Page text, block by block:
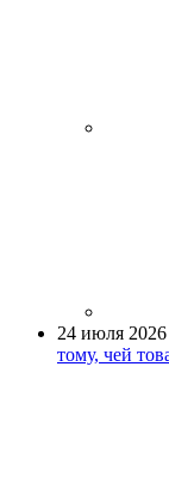
24 июля 2026
тому, чей